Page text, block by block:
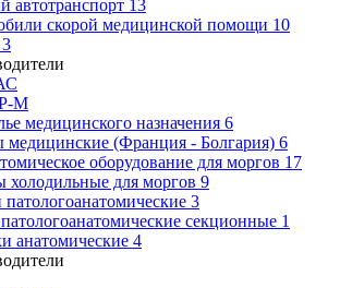
автотранспорт 13
скорой медицинской помощи 10
3
М
медицинского назначения 6
медицинские (Франция - Болгария) 6
оборудование для моргов 17
холодильные для моргов 9
3
секционные 1
анатомические 4